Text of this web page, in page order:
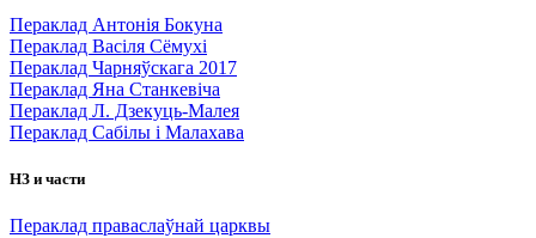
Пераклад Антонія Бокуна
Пераклад Васіля Сёмухі
Пераклад Чарняўскага 2017
Пераклад Яна Станкевіча
Пераклад Л. Дзекуць-Малея
Пераклад Сабілы і Малахава
НЗ и части
Пераклад праваслаўнай царквы